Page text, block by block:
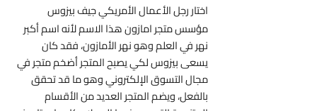
اختار رجل الأعمال الأمريكي جيف بيزوس
مؤسس متجر امازون هذا الاسم لأنه اسم أكبر
نهر في العلم وهو نهر الأمازون، فقد كان
يسعى بيزوس لكي يصبح المتجر أضخم متجر في
مجال التسوق الإلكتروني وهو ما قد تحقق
بالفعل، ويضم المتجر العديد من الأقسام